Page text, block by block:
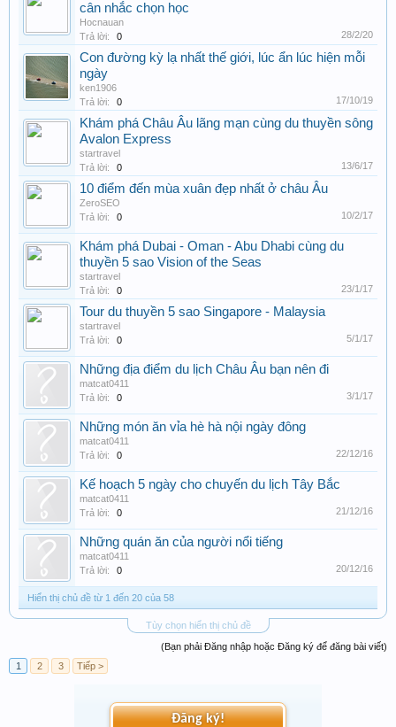
cân nhắc chọn học
Hocnauan
Trả lời:
0 28/2/20
Con đường kỳ lạ nhất thế giới, lúc ẩn lúc hiện mỗi
ngày
ken1906
Trả lời:
0 17/10/19
Khám phá Châu Âu lãng mạn cùng du thuyền sông
Avalon Express
startravel
Trả lời:
0 13/6/17
10 điểm đến mùa xuân đẹp nhất ở châu Âu
ZeroSEO
Trả lời:
0 10/2/17
Khám phá Dubai - Oman - Abu Dhabi cùng du
thuyền 5 sao Vision of the Seas
startravel
Trả lời:
0 23/1/17
Tour du thuyền 5 sao Singapore - Malaysia
startravel
Trả lời:
0 5/1/17
Những địa điểm du lịch Châu Âu bạn nên đi
matcat0411
Trả lời:
0 3/1/17
Những món ăn vỉa hè hà nội ngày đông
matcat0411
Trả lời:
0 22/12/16
Kế hoạch 5 ngày cho chuyến du lịch Tây Bắc
matcat0411
Trả lời:
0 21/12/16
Những quán ăn của người nổi tiếng
matcat0411
Trả lời:
0 20/12/16
Hiển thị chủ đề từ 1 đến 20 của 58
Tùy chọn hiển thị chủ đề
(Bạn phải Đăng nhập hoặc Đăng ký để đăng bài viết)
1
2 3 Tiếp >
Đăng ký!